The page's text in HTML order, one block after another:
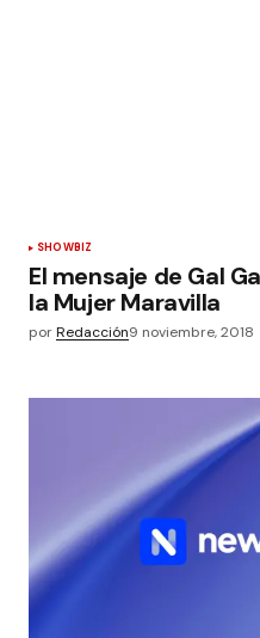
SHOWBIZ
El mensaje de Gal
la Mujer Maravilla
porRedacción9 noviembre, 2018